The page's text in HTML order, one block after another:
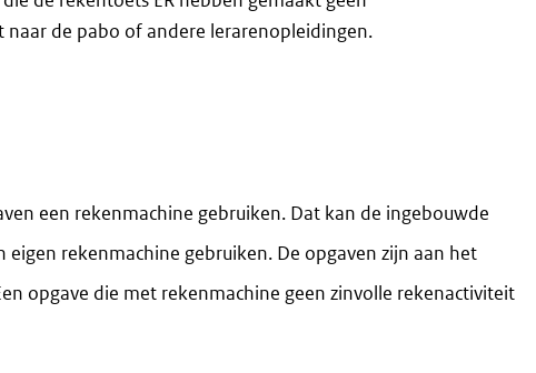
de pabo of andere lerarenopleidingen.
een rekenmachine gebruiken. Dat kan de ingebouwde
rekenmachine gebruiken. De opgaven zijn aan het
opgave die met rekenmachine geen zinvolle rekenactiviteit